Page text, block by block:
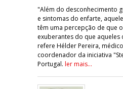
"Além do desconhecimento
e sintomas do enfarte,
têm uma percepção de que
exuberantes do que aqueles
refere Hélder Pereira,
coordenador da iniciativa
Portugal. ler mais...